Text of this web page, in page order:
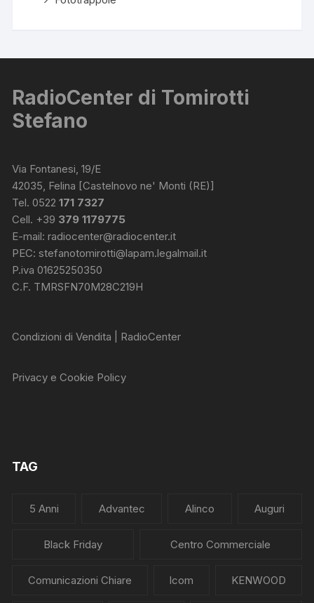
RadioCenter di Tomirotti
Stefano
Via Fontanesi, 19/E
42035, Felina [Castelnovo ne' Monti (RE)]
Tel. 0522171 7327
Cell. +39 379 1179775
E-mail:radiocenter@radiocenter.it
PEC:stefanotomirotti@lapam.legalmail.it
P.iva 01625250350
C.F. TMRSFN70M28C219H
Condizioni di Vendita | RadioCenter
Privacy e Cookie Policy
TAG
5 Anni Advantec Alinco Auguri
Black Friday Centro Commerciale
Comunicazioni Chiare Icom KENWOOD